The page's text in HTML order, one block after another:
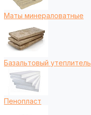
Маты минераловатные
Базальтовый утеплитель
Пенопласт